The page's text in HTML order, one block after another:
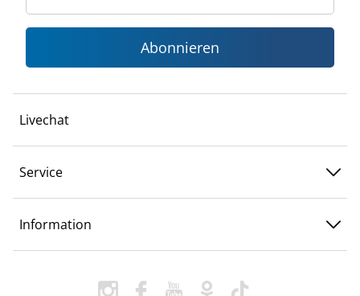
Abonnieren
Livechat
Service
Information